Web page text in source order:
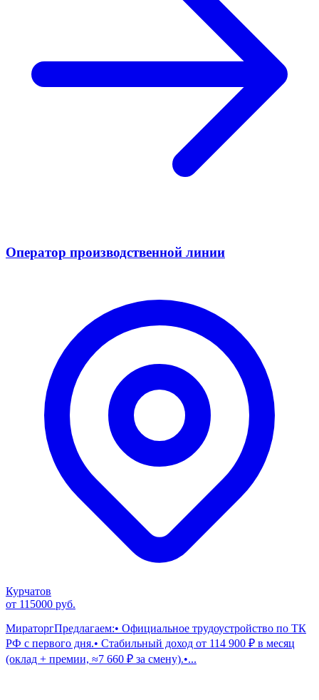
Оператор производственной линии
Курчатов
от 115000 руб.
МираторгПредлагаем:• Официальное трудоустройство по ТК
РФ с первого дня.• Стабильный доход от 114 900 ₽ в месяц
(оклад + премии, ≈7 660 ₽ за смену).•...